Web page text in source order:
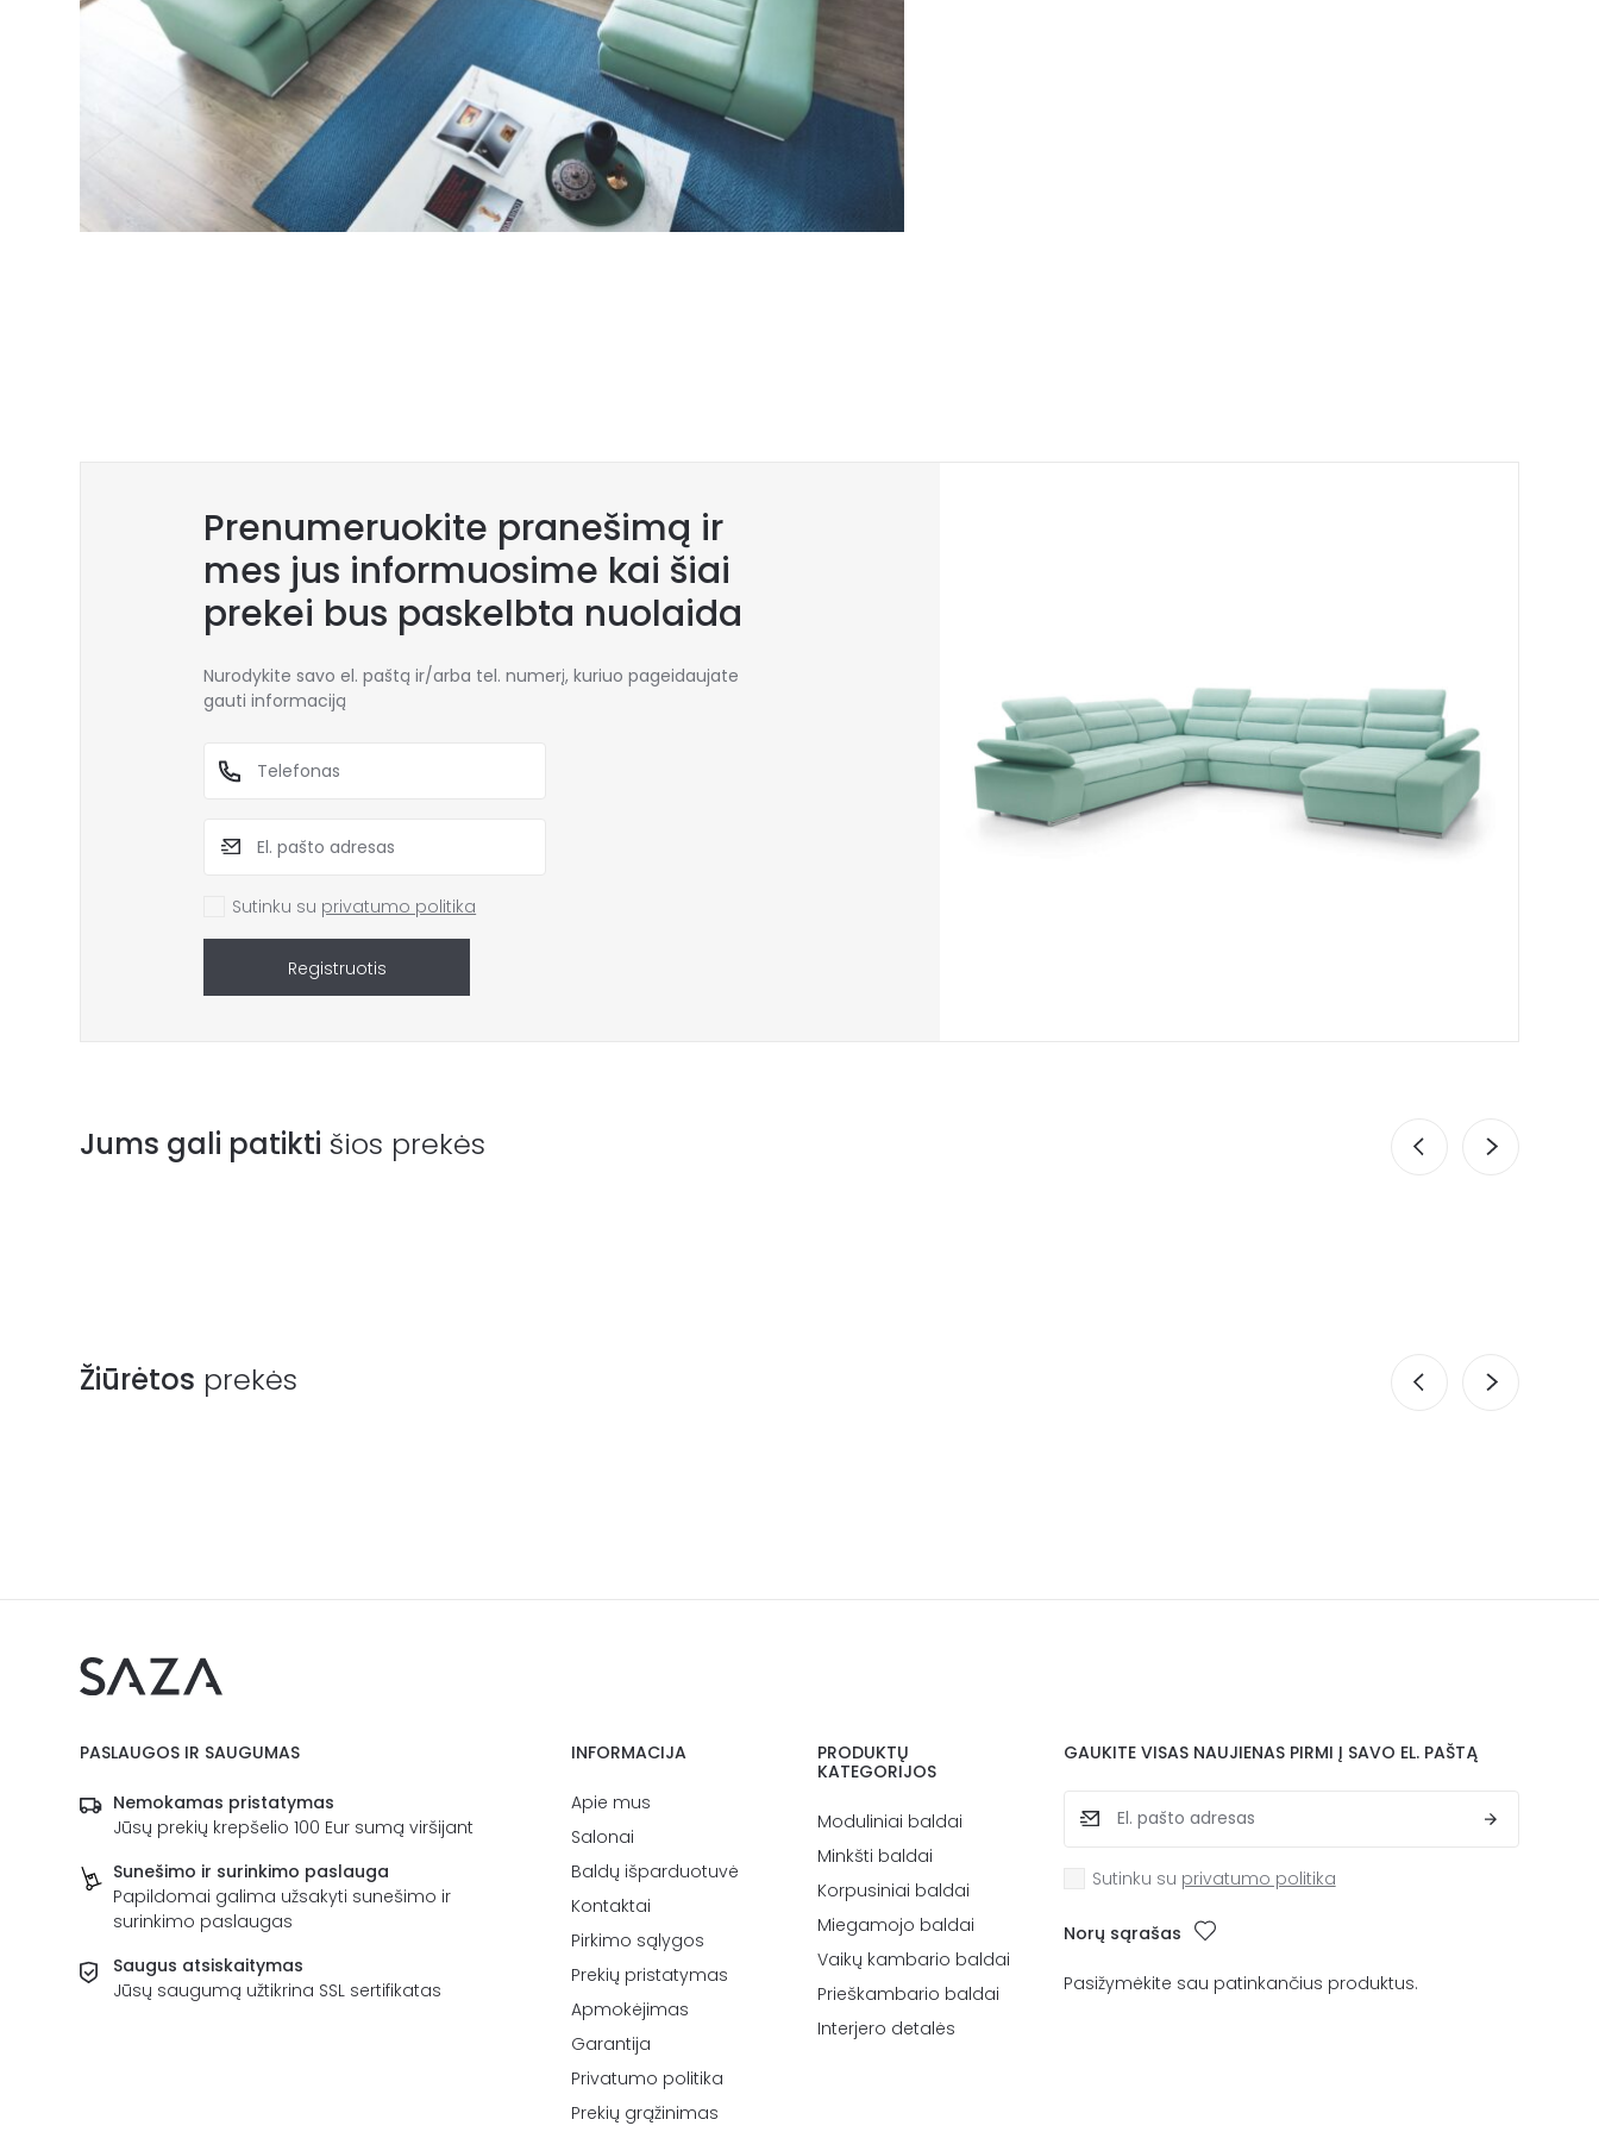
Prenumeruokite pranešimą ir
mes jus informuosime kai šiai
prekei bus paskelbta nuolaida
Nurodykite savo el. paštą ir/arba tel. numerį, kuriuo pageidaujate
gauti informaciją
Sutinku su privatumo politika
Registruotis
Jums gali patikti šios prekės
Žiūrėtos prekės
PASLAUGOS IR SAUGUMAS
Nemokamas pristatymas
Jūsų prekių krepšelio 100 Eur sumą viršijant
Sunešimo ir surinkimo paslauga
Papildomai galima užsakyti sunešimo ir
surinkimo paslaugas
Saugus atsiskaitymas
Jūsų saugumą užtikrina SSL sertifikatas
INFORMACIJA
Apie mus
Salonai
Baldų išparduotuvė
Kontaktai
Pirkimo sąlygos
Prekių pristatymas
Apmokėjimas
Garantija
Privatumo politika
Prekių grąžinimas
PRODUKTŲ
KATEGORIJOS
Moduliniai baldai
Minkšti baldai
Korpusiniai baldai
Miegamojo baldai
Vaikų kambario baldai
Prieškambario baldai
Interjero detalės
GAUKITE VISAS NAUJIENAS PIRMI Į SAVO EL. PAŠTĄ
Sutinku su privatumo politika
Norų sąrašas
Pasižymėkite sau patinkančius produktus.